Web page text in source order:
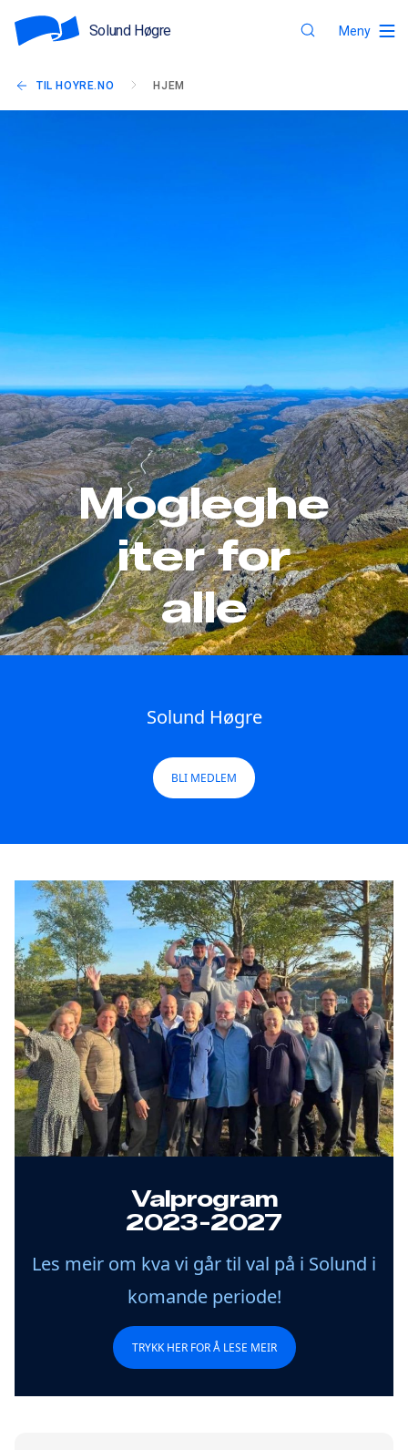
Solund Høgre Meny
TIL HOYRE.NO HJEM
Mogleghe
iter for
alle
Solund Høgre
BLI MEDLEM
Valprogram
2023-2027
Les meir om kva vi går til val på i Solund i
komande periode!
TRYKK HER FOR Å LESE MEIR